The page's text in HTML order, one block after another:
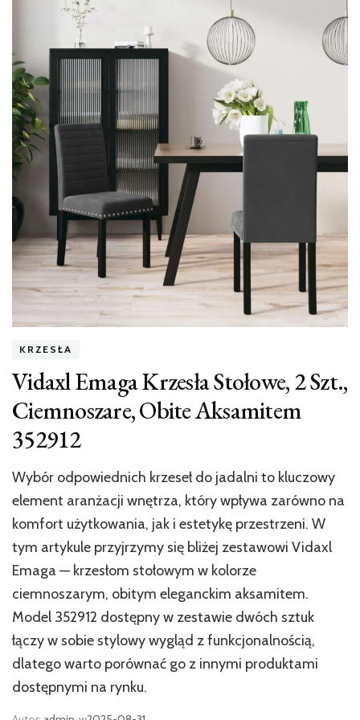
KRZESŁA
Vidaxl Emaga Krzesła Stołowe, 2 Szt.,
Ciemnoszare, Obite Aksamitem
352912
Wybór odpowiednich krzeseł do jadalni to kluczowy
element aranżacji wnętrza, który wpływa zarówno na
komfort użytkowania, jak i estetykę przestrzeni. W
tym artykule przyjrzymy się bliżej zestawowi Vidaxl
Emaga — krzesłom stołowym w kolorze
ciemnoszarym, obitym eleganckim aksamitem.
Model 352912 dostępny w zestawie dwóch sztuk
łączy w sobie stylowy wygląd z funkcjonalnością,
dlatego warto porównać go z innymi produktami
dostępnymi na rynku.